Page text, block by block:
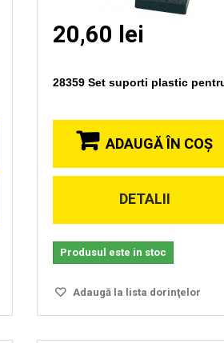
20,60 lei
28359 Set suporti plastic
ADAUGĂ ÎN COŞ
DETALII
Produsul este in stoc
Adaugă la lista dorinţelor
Vizionare